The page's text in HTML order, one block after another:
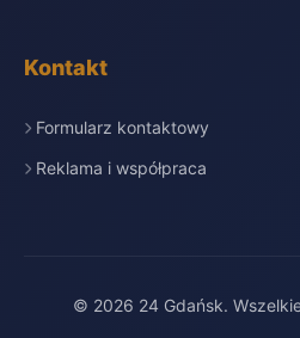
Kontakt
Formularz kontaktowy
Reklama i współpraca
© 2026 24 Gdańsk.